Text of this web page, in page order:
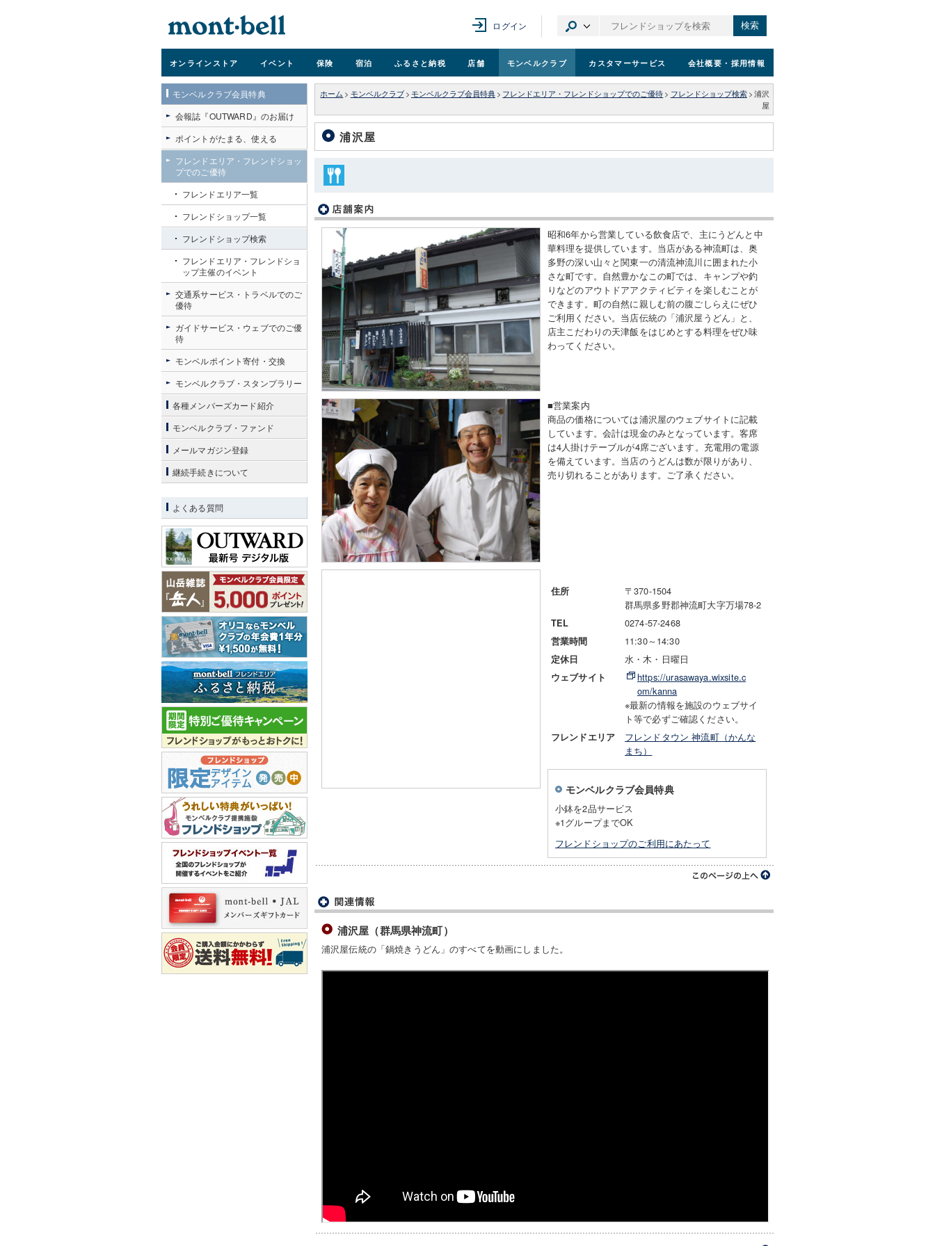
ログイン 検索
オンラインストア イベント 保険 宿泊 ふるさと納税 店舗 モンベルクラブ カスタマーサービス 会社概要 ・採用情報
ホーム > モンベルクラブ > モンベルクラブ会員特典 > フレンドエリア・フレンドショップでのご優待 > フレンドショップ検索 > 浦沢
屋
浦沢屋
昭和6年から営業している飲食店で、主にうどんと中
華料理を提供しています。当店がある神流町は、奥
多野の深い山々と関東一の清流神流川に囲まれた小
さな町です。自然豊かなこの町では、キャンプや釣
りなどのアウトドアアクティビティを楽しむことが
できます。町の自然に親しむ前の腹ごしらえにぜひ
ご利用ください。当店伝統の「浦沢屋うどん」と、
店主こだわりの天津飯をはじめとする料理をぜひ味
わってください。
■営業案内
商品の価格については浦沢屋のウェブサイトに記載
しています。会計は現金のみとなっています。客席
は4人掛けテーブルが4席ございます。充電用の電源
を備えています。当店のうどんは数が限りがあり、
売り切れることがあります。ご了承ください。
住所
〒370-1504
群馬県多野郡神流町大字万場78-2
TEL 0274-57-2468
営業時間 11:30～14:30
定休日 水・木・日曜日
ウェブサイト
https://urasawaya.wixsite.c
om/kanna
※最新の情報を施設のウェブサイ
ト等で必ずご確認ください。
フレンドエリア
フレンドタウン 神流町（かんな
まち）
モンベルクラブ会員特典
小鉢を2品サービス
※1グループまでOK
フレンドショップのご利用にあたって
浦沢屋（群馬県神流町）
浦沢屋伝統の「鍋焼きうどん」のすべてを動画にしました。
モンベルクラブ会員特典
会報誌『OUTWARD』のお届け
ポイントがたまる、使える
フレンドエリア・フレンドショッ
プでのご優待
フレンドエリア一覧
フレンドショップ一覧
フレンドショップ検索
フレンドエリア・フレンドショ
ップ主催のイベント
交通系サービス・トラベルでのご
優待
ガイドサービス・ウェブでのご優
待
モンベルポイント寄付・交換
モンベルクラブ・スタンプラリー
各種メンバーズカード紹介
モンベルクラブ・ファンド
メールマガジン登録
継続手続きについて
よくある質問